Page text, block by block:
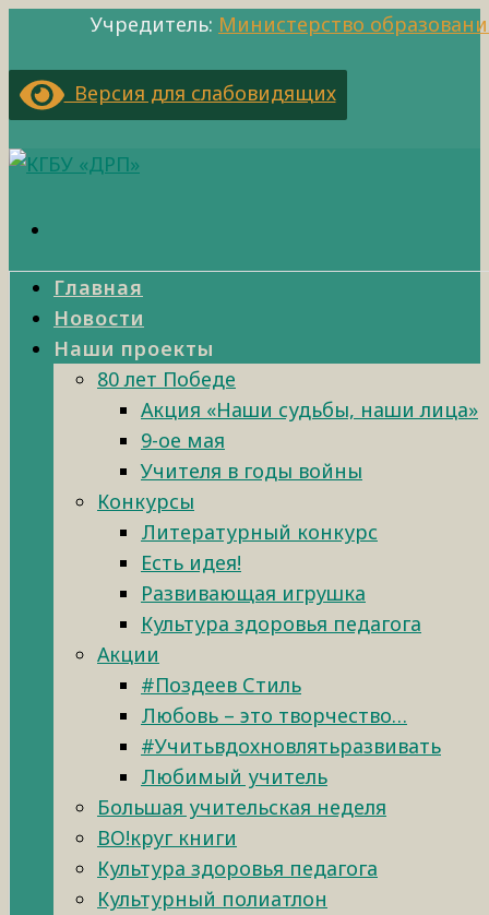
Учредитель: Министерство
Версия для слабовидящих
Главная
Новости
Наши проекты
80 лет Победе
Акция «Наши судьбы, наши лица»
9-ое мая
Учителя в годы войны
Конкурсы
Литературный конкурс
Есть идея!
Развивающая игрушка
Культура здоровья педагога
Акции
#Поздеев Стиль
Любовь – это творчество…
#Учитьвдохновлятьразвивать
Любимый учитель
Большая учительская неделя
ВО!круг книги
Культура здоровья педагога
Культурный полиатлон